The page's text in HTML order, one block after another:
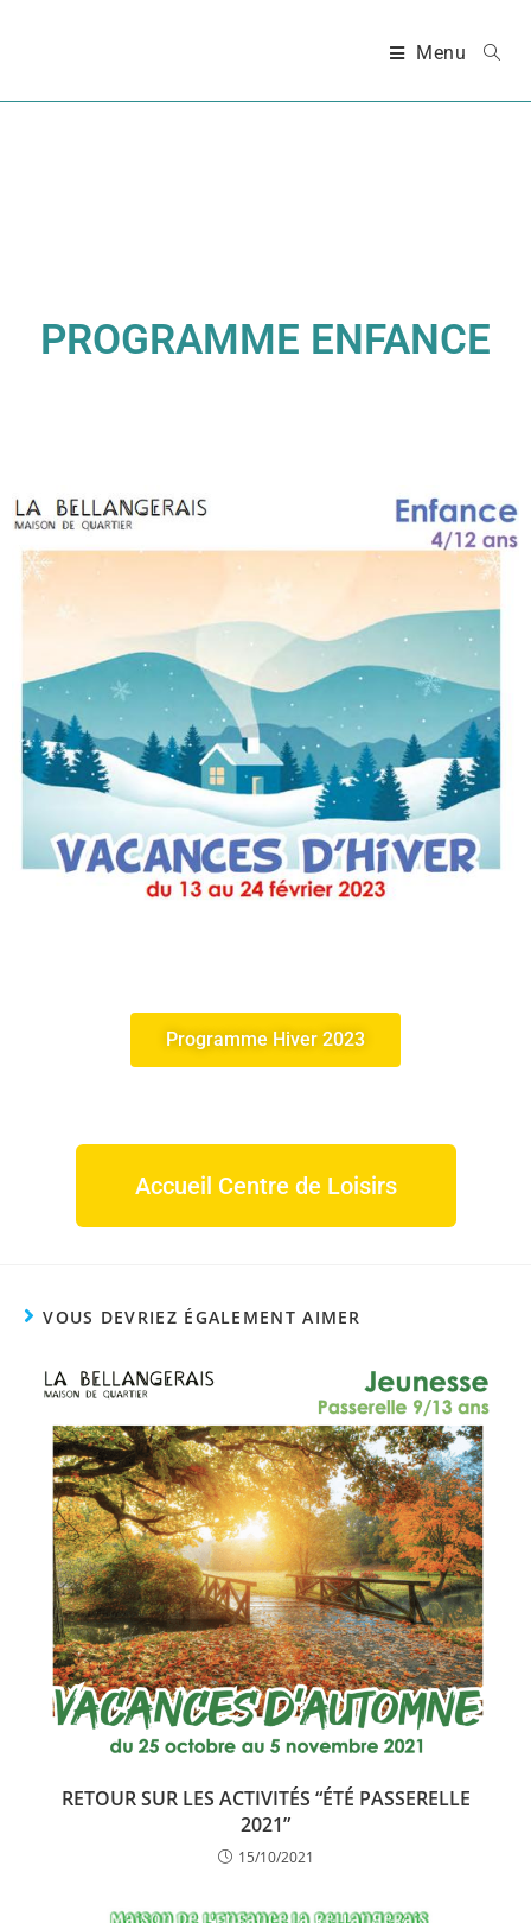
Menu
PROGRAMME ENFANCE
Programme Hiver 2023
Accueil Centre de Loisirs
VOUS DEVRIEZ ÉGALEMENT AIMER
RETOUR SUR LES ACTIVITÉS “ÉTÉ PASSERELLE
2021”
15/10/2021